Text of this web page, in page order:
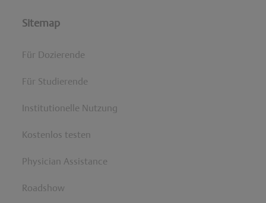
Sitemap
Für Dozierende
Für Studierende
Institutionelle Nutzung
Kostenlos testen
Physician Assistance
Roadshow